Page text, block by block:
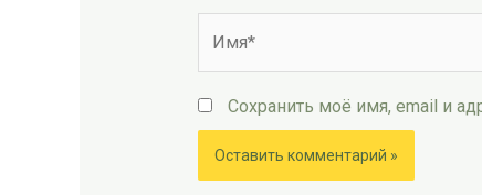
Сохранить моё имя, email и